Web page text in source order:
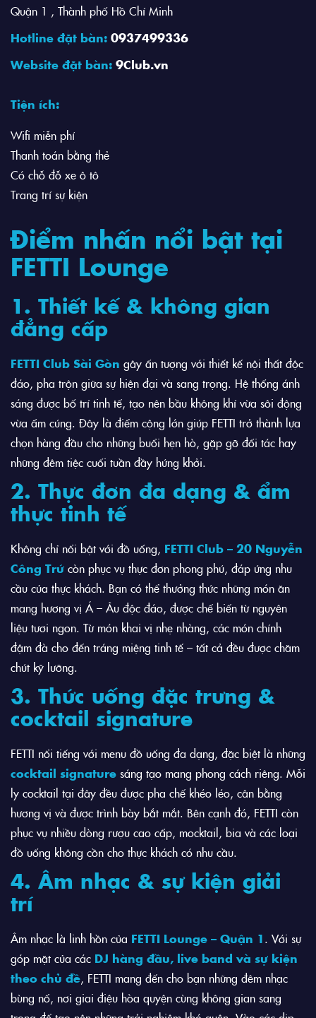
Quận 1 , Thành phố Hồ Chí Minh
Hotline đặt bàn: 0937499336
Website đặt bàn: 9Club.vn
Tiện ích:
Wifi miễn phí
Thanh toán bằng thẻ
Có chỗ đỗ xe ô tô
Trang trí sự kiện
Điểm nhấn nổi bật tại
FETTI Lounge
1. Thiết kế & không gian
đẳng cấp
FETTI Club Sài Gòn gây ấn tượng với thiết kế nội thất độc
đáo, pha trộn giữa sự hiện đại và sang trọng. Hệ thống ánh
sáng được bố trí tinh tế, tạo nên bầu không khí vừa sôi động
vừa ấm cúng. Đây là điểm cộng lớn giúp FETTI trở thành lựa
chọn hàng đầu cho những buổi hẹn hò, gặp gỡ đối tác hay
những đêm tiệc cuối tuần đầy hứng khởi.
2. Thực đơn đa dạng & ẩm
thực tinh tế
Không chỉ nổi bật với đồ uống, FETTI Club – 20 Nguyễn
Công Trứ còn phục vụ thực đơn phong phú, đáp ứng nhu
cầu của thực khách. Bạn có thể thưởng thức những món ăn
mang hương vị Á – Âu độc đáo, được chế biến từ nguyên
liệu tươi ngon. Từ món khai vị nhẹ nhàng, các món chính
đậm đà cho đến tráng miệng tinh tế – tất cả đều được chăm
chút kỹ lưỡng.
3. Thức uống đặc trưng &
cocktail signature
FETTI nổi tiếng với menu đồ uống đa dạng, đặc biệt là những
cocktail signature sáng tạo mang phong cách riêng. Mỗi
ly cocktail tại đây đều được pha chế khéo léo, cân bằng
hương vị và được trình bày bắt mắt. Bên cạnh đó, FETTI còn
phục vụ nhiều dòng rượu cao cấp, mocktail, bia và các loại
đồ uống không cồn cho thực khách có nhu cầu.
4. Âm nhạc & sự kiện giải
trí
Âm nhạc là linh hồn của FETTI Lounge – Quận 1. Với sự
góp mặt của các DJ hàng đầu, live band và sự kiện
theo chủ đề, FETTI mang đến cho bạn những đêm nhạc
bùng nổ, nơi giai điệu hòa quyện cùng không gian sang